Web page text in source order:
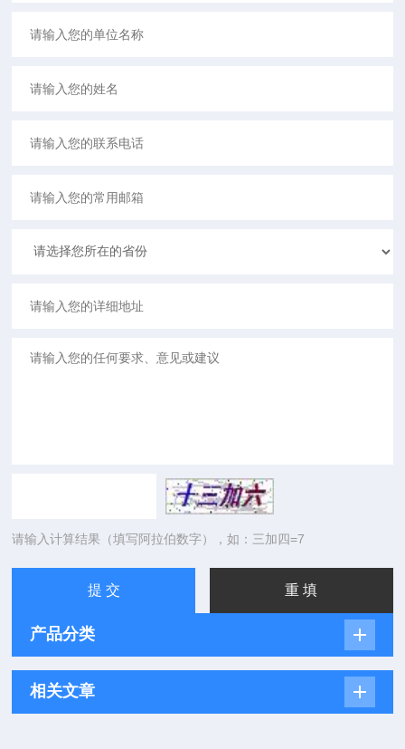
请输入计算结果（填写阿拉伯数字），如：三加四=7
产品分类
相关文章